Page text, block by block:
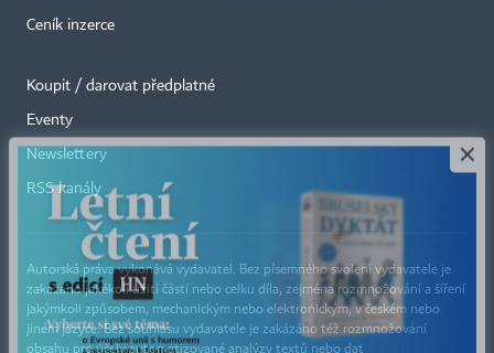
Ceník inzerce
Koupit / darovat předplatné
Eventy
Newslettery
RSS kanály
Autorská práva vykonává vydavatel. Bez písemného svolení vydavatele je
zakázáno jakékoli užití částí nebo celku díla, zejména rozmnožování a šíření
jakýmkoli způsobem, mechanickým nebo elektronickým, v českém nebo
jiném jazyce. Bez souhlasu vydavatele je zakázáno též rozmnožování
obsahu pro účely automatizované analýzy textů nebo dat
×